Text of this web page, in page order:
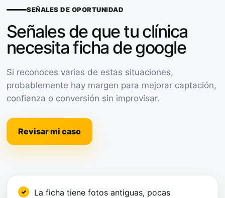
SEÑALES DE OPORTUNIDAD
Señales de que tu clínica
necesita ficha de google
Si reconoces varias de estas situaciones,
probablemente hay margen para mejorar captación,
confianza o conversión sin improvisar.
Revisar mi caso
La ficha tiene fotos antiguas, pocas